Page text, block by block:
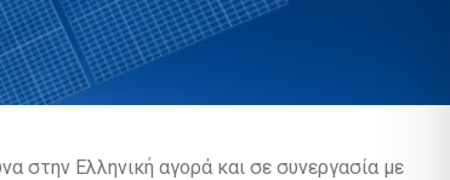
στην Ελληνική αγορά και σε συνεργασία με